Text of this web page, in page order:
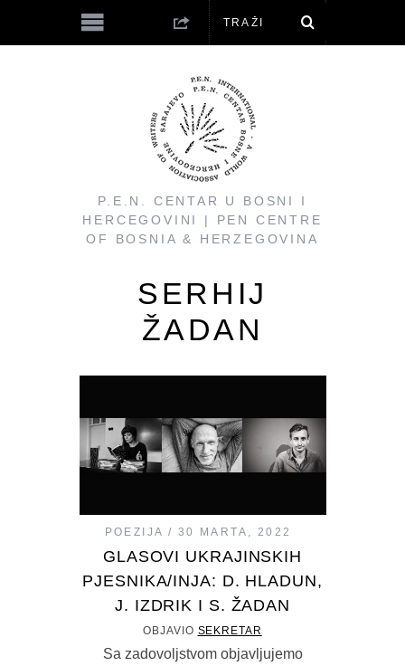
P.E.N. CENTAR U BOSNI I
HERCEGOVINI | PEN CENTRE
OF BOSNIA & HERZEGOVINA
SERHIJ
ŽADAN
POEZIJA 30 MARTA, 2022
GLASOVI UKRAJINSKIH
PJESNIKA/INJA: D. HLADUN,
J. IZDRIK I S. ŽADAN
OBJAVIO SEKRETAR
Sa zadovoljstvom objavljujemo